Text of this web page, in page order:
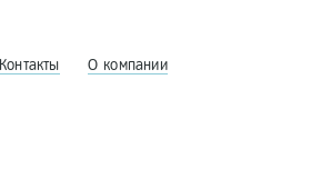
Контакты О компании